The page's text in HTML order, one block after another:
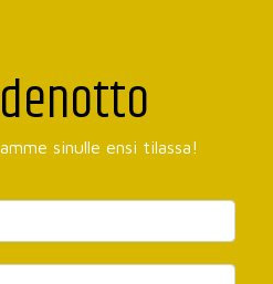
sinulle ensi tilassa!